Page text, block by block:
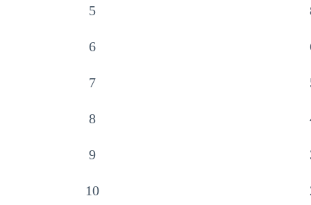
5
6
7
8
9
10